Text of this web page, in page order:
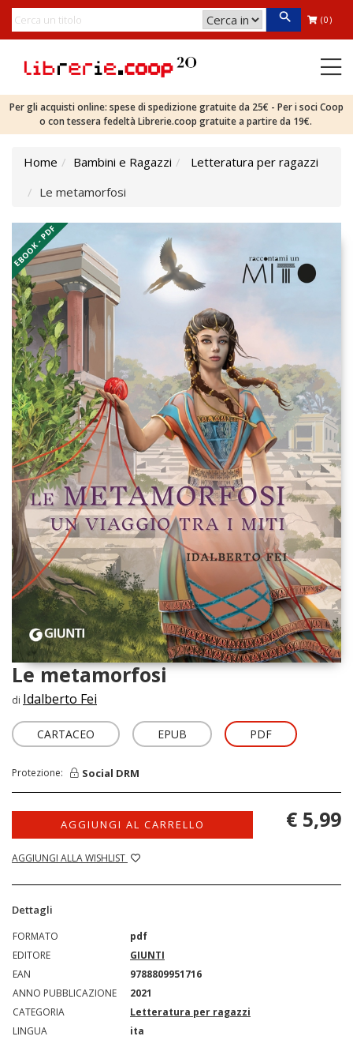
(0)
Per gli acquisti online: spese di spedizione gratuite da 25€ - Per i soci Coop
o con tessera fedeltà Librerie.coop gratuite a partire da 19€.
Home Bambini e Ragazzi
Letteratura per ragazzi
Le metamorfosi
EBOOK - PDF
Le metamorfosi
di Idalberto Fei
CARTACEO EPUB PDF
Protezione: Social DRM
AGGIUNGI AL CARRELLO
AGGIUNGI ALLA WISHLIST
€ 5,99
Dettagli
FORMATO
pdf
EDITORE
GIUNTI
EAN
9788809951716
ANNO PUBBLICAZIONE
2021
CATEGORIA
Letteratura per ragazzi
LINGUA
ita